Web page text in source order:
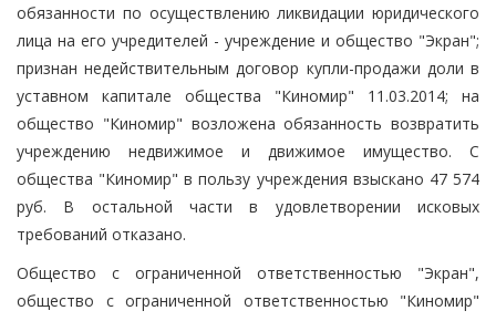
обязанности по осуществлению ликвидации юридического
лица на его учредителей - учреждение и общество "Экран";
признан недействительным договор купли-продажи доли в
уставном капитале общества "Киномир" 11.03.2014; на
общество "Киномир" возложена обязанность возвратить
учреждению недвижимое и движимое имущество. С
общества "Киномир" в пользу учреждения взыскано 47 574
руб. В остальной части в удовлетворении исковых
требований отказано.
Общество с ограниченной ответственностью "Экран",
общество с ограниченной ответственностью "Киномир"